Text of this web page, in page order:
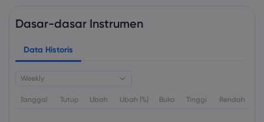
Dasar-dasar Instrumen
Data Historis
Weekly
Tanggal Tutup Ubah Ubah (%) Buka Tinggi Rendah